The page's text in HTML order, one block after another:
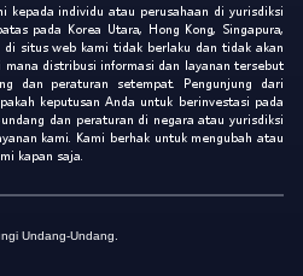
kepada individu atau perusahaan di yurisdiksi
pada Korea Utara, Hong Kong, Singapura,
situs web kami tidak berlaku dan tidak akan
distribusi informasi dan layanan tersebut
dan peraturan setempat. Pengunjung dari
keputusan Anda untuk berinvestasi pada
dan peraturan di negara atau yurisdiksi
kami. Kami berhak untuk mengubah atau
kapan saja.
Undang-Undang.